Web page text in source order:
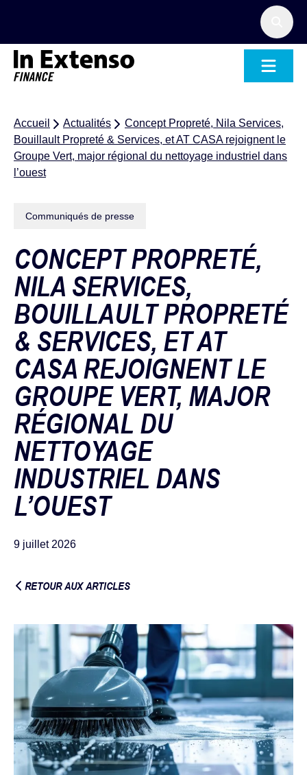
Accueil Actualités
Concept Propreté, Nila Services,
Bouillault Propreté & Services, et AT CASA rejoignent le
Groupe Vert, major régional du nettoyage industriel dans
l’ouest
Communiqués de presse
CONCEPT PROPRETÉ,
NILA SERVICES,
BOUILLAULT PROPRETÉ
& SERVICES, ET AT
CASA REJOIGNENT LE
GROUPE VERT, MAJOR
RÉGIONAL DU
NETTOYAGE
INDUSTRIEL DANS
L’OUEST
9 juillet 2026
RETOUR AUX ARTICLES